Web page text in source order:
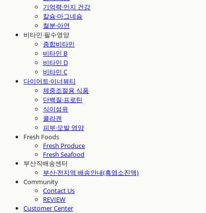
기억력·인지 건강
칼슘·마그네슘
철분·아연
비타민·필수영양
종합비타민
비타민 B
비타민 D
비타민 C
다이어트·이너뷰티
체중조절용 식품
단백질·프로틴
식이섬유
콜라겐
피부·모발 영양
Fresh Foods
Fresh Produce
Fresh Seafood
부산직배송센터
부산·전지역 배송안내(흑염소진액)
Community
Contact Us
REVIEW
Customer Center